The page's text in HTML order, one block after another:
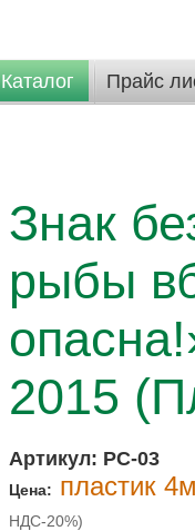
Каталог Прайс
Знак
рыбы
2015
Артикул: РС-03
Цена: пластик
НДС-20%)